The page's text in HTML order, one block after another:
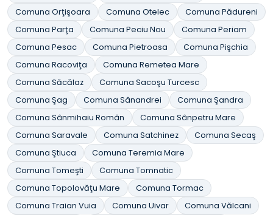
Comuna Orţişoara
Comuna Otelec
Comuna Pădureni
Comuna Parţa
Comuna Peciu Nou
Comuna Periam
Comuna Pesac
Comuna Pietroasa
Comuna Pişchia
Comuna Racoviţa
Comuna Remetea Mare
Comuna Săcălaz
Comuna Sacoşu Turcesc
Comuna Şag
Comuna Sânandrei
Comuna Şandra
Comuna Sânmihaiu Român
Comuna Sânpetru Mare
Comuna Saravale
Comuna Satchinez
Comuna Secaş
Comuna Ştiuca
Comuna Teremia Mare
Comuna Tomeşti
Comuna Tomnatic
Comuna Topolovăţu Mare
Comuna Tormac
Comuna Traian Vuia
Comuna Uivar
Comuna Vălcani